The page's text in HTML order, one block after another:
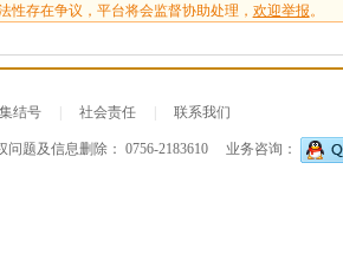
存在争议，平台将会监督协助处理， 欢迎举报 。
结号 社会责任 联系我们
问题及信息删除： 0756-2183610
业务咨询：